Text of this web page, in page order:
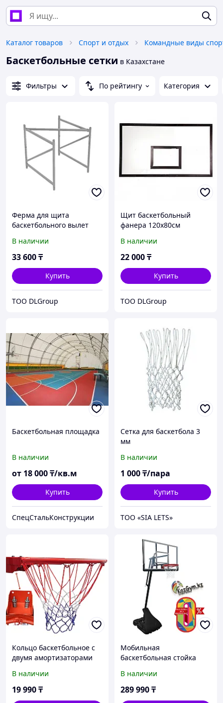
Каталог товаров Спорт и отдых Командные виды
Баскетбольные сетки в Казахстане
Фильтры По рейтингу Категория
Ферма для щита
баскетбольного вылет
В наличии
33 600₸
Купить
ТОО DLGroup
Щит баскетбольный
фанера 120х80см
В наличии
22 000₸
Купить
ТОО DLGroup
Баскетбольная площадка
В наличии
от 18 000₸/кв.м
Купить
СпецСтальКонструкции
Сетка для баскетбола 3
мм
В наличии
1 000₸/пара
Купить
ТОО «SIA LETS»
Кольцо баскетбольное с
двумя амортизаторами
В наличии
19 990₸
Мобильная
баскетбольная стойка
В наличии
289 990₸